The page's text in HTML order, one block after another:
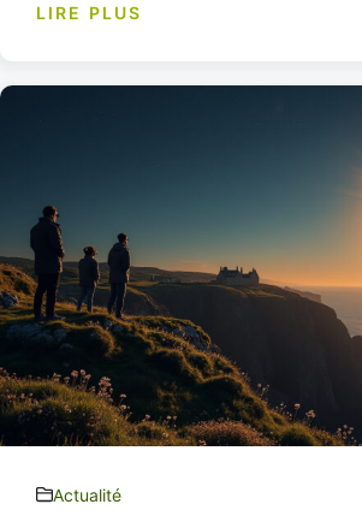
LIRE PLUS
Actualité